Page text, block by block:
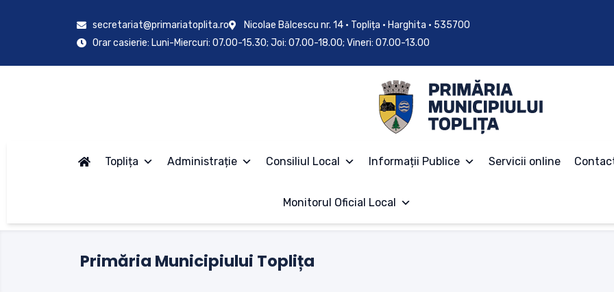
secretariat@primariatoplita.ro
Nicolae Bălcescu nr. 14 • Toplița • Harghita • 535700
Orar casierie: Luni-Miercuri: 07.00-15.30; Joi: 07.00-18.00; Vineri: 07.00-13.00
Toplița Administrație Consiliul Local Informații Publice Servicii online
Monitorul Oficial Local
Primăria Municipiului Toplița